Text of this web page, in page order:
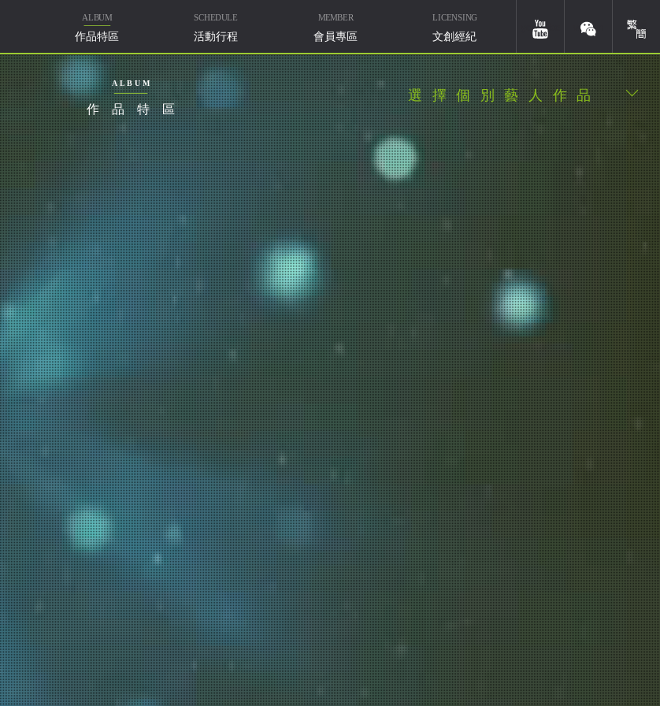
ALBUM
作品特區
SCHEDULE
活動行程
MEMBER
會員專區
LICENSING
文創經紀
youtube weixin
華研國際音樂北京
微信ID：HIMMUSIC-BJ
簡體
作品特區
ALBUM
選擇個別藝人作品